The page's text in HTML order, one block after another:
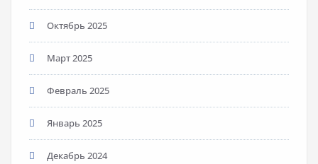
Октябрь 2025
Март 2025
Февраль 2025
Январь 2025
Декабрь 2024